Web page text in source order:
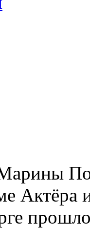
Актёра